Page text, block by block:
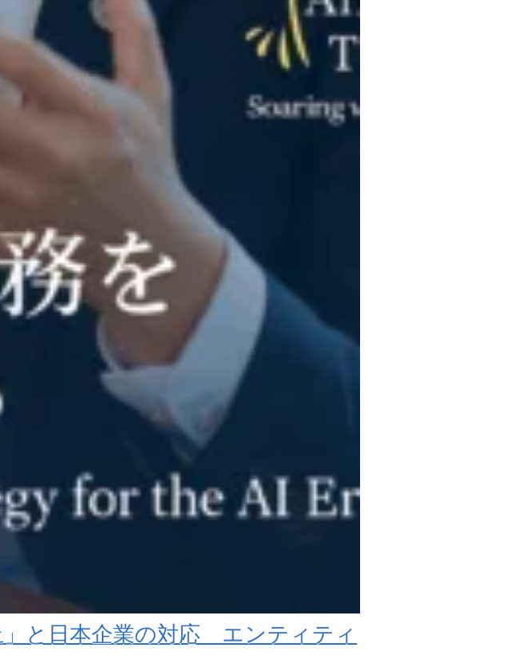
と日本企業の対応 エンティティ